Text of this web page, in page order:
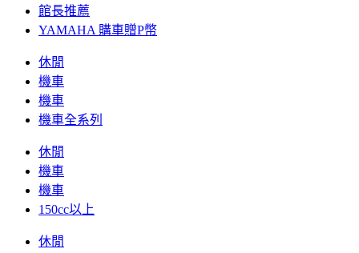
館長推薦
YAMAHA 購車贈P幣
休閒
機車
機車
機車全系列
休閒
機車
機車
150cc以上
休閒